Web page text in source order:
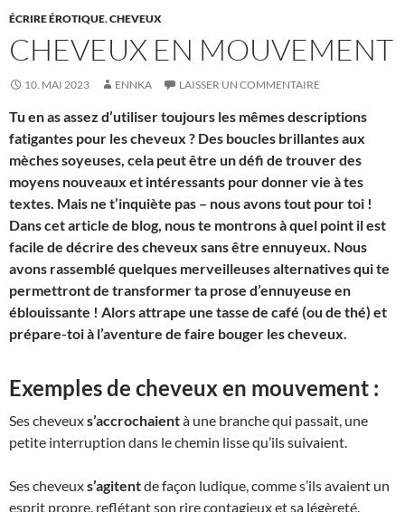
ÉCRIRE ÉROTIQUE,CHEVEUX
CHEVEUX EN MOUVEMENT
10. MAI 2023 ENNKA LAISSER UN COMMENTAIRE
Tu en as assez d’utiliser toujours les mêmes descriptions
fatigantes pour les cheveux ? Des boucles brillantes aux
mèches soyeuses, cela peut être un défi de trouver des
moyens nouveaux et intéressants pour donner vie à tes
textes. Mais ne t’inquiète pas – nous avons tout pour toi !
Dans cet article de blog, nous te montrons à quel point il est
facile de décrire des cheveux sans être ennuyeux. Nous
avons rassemblé quelques merveilleuses alternatives qui te
permettront de transformer ta prose d’ennuyeuse en
éblouissante ! Alors attrape une tasse de café (ou de thé) et
prépare-toi à l’aventure de faire bouger les cheveux.
Exemples de cheveux en mouvement :
Ses cheveuxs’accrochaientà une branche qui passait, une
petite interruption dans le chemin lisse qu’ils suivaient.
Ses cheveuxs’agitentde façon ludique, comme s’ils avaient un
esprit propre, reflétant son rire contagieux et sa légèreté.